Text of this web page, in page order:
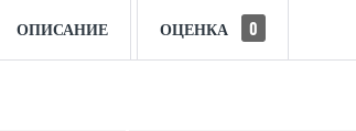
ОПИСАНИЕ ОЦЕНКА 0